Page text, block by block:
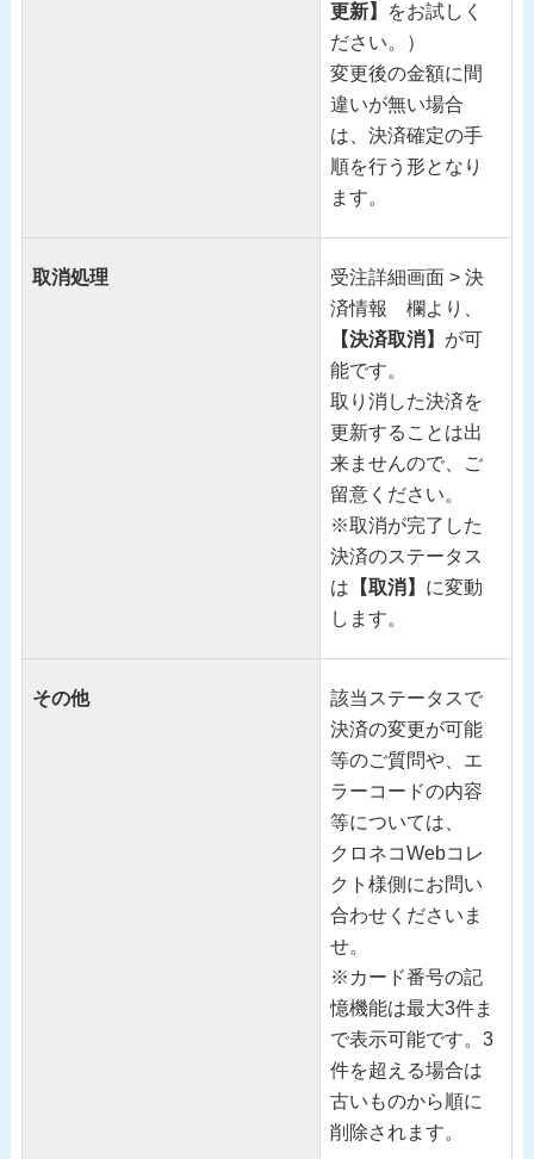
更新】
をお試しく
ださい。）
変更後の金額に間
違いが無い場合
は、決済確定の手
順を行う形となり
ます。
取消処理
受注詳細画面 > 決
済情報 欄より、
【決済取消】 が可
能です。
取り消した決済を
更新することは出
来ませんので、ご
留意ください。
※取消が完了した
決済のステータス
は 【取消】 に変動
します。
その他
該当ステータスで
決済の変更が可能
等のご質問や、エ
ラーコードの内容
等については、
クロネコWebコレ
クト様側にお問い
合わせくださいま
せ。
※カード番号の記
憶機能は最大3件ま
で表示可能です。3
件を超える場合は
古いものから順に
削除されます。